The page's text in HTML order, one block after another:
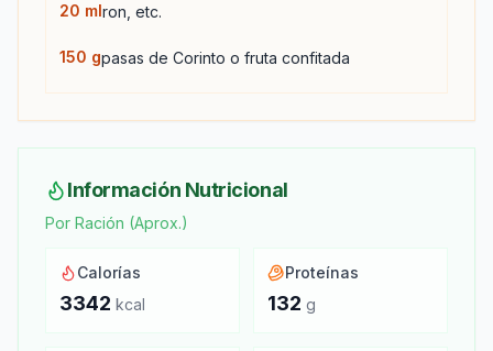
20 mlron, etc.
150 gpasas de Corinto o fruta confitada
Información Nutricional
Por Ración (Aprox.)
Calorías
3342 kcal
Proteínas
132 g